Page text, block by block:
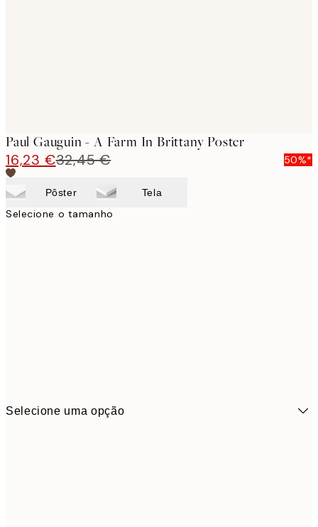
Paul Gauguin - A Farm In Brittany Poster
16,23 €32,45 € 50%*
Pôster Tela
Selecione o tamanho
Selecione uma opção